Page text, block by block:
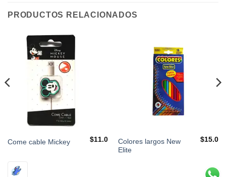
PRODUCTOS RELACIONADOS
Come cable Mickey $11.0
Colores largos New
Elite
$15.0